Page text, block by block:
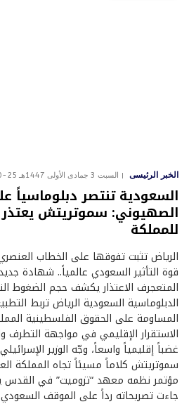
الخبر الرئيسى السبت 3 جمادى الأولى 1447هـ 25-10-2025م
السعودية تنتصر دبلوماسياً
الصهيوني: سموتريتش يعتذر
للمملكة
الرياض تثبت تفوقها على الخطاب
قوة التأثير السعودي عالمياً.. شهادة
المتعجرف الاعتذار يكشف حجم الضغوط
الدبلوماسية السعودية الرياض تربط
المساومة على الحقوق الفلسطينية
الاستقرار الإقليمي في مواجهة التطرف
غضباً إقليمياً واسعاً، وجّه الوزير
سموتريتش كلاماً مسيئاً تجاه المملكة
جاءت تصريحاته رداً على الموقف